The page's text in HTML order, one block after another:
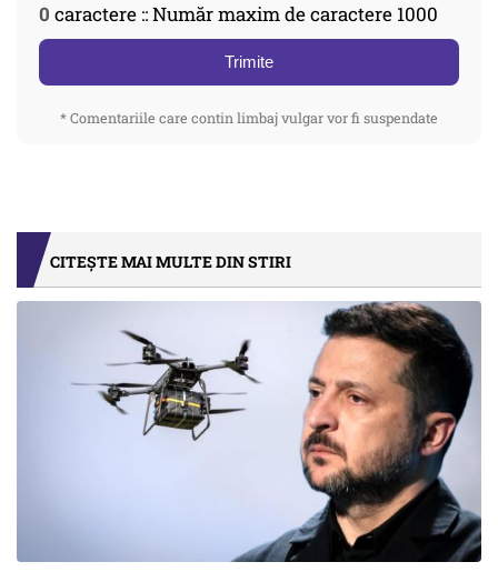
0 caractere :: Număr maxim de caractere 1000
Trimite
* Comentariile care contin limbaj vulgar vor fi suspendate
CITEȘTE MAI MULTE DIN STIRI